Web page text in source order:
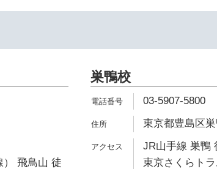
） 飛鳥山 徒
巣鴨校
03-5907-5800
東京都豊島区
JR山手線 巣鴨
東京さくらト